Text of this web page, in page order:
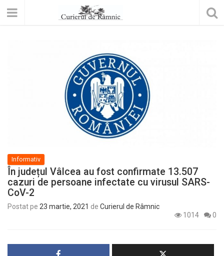
Informativ
În județul Vâlcea au fost confirmate 13.507
cazuri de persoane infectate cu virusul SARS-
CoV-2
Postat pe 23 martie, 2021 de Curierul de Râmnic
1014
0